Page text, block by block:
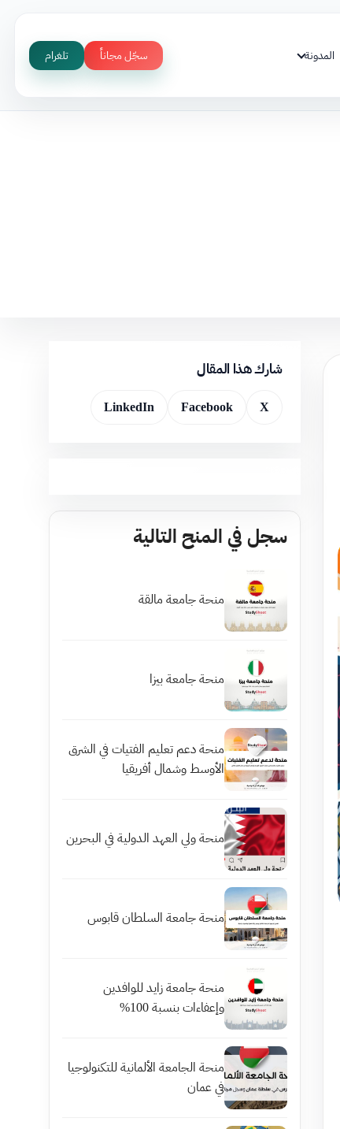
المدونة سجّل مجاناً تلغرام
شارك هذا المقال
X
Facebook
LinkedIn
سجل في المنح التالية
منحة جامعة مالقة
منحة جامعة بيزا
منحة دعم تعليم الفتيات في الشرق
الأوسط وشمال أفريقيا
منحة ولي العهد الدولية في البحرين
منحة جامعة السلطان قابوس
منحة جامعة زايد للوافدين
وإعفاءات بنسبة 100%
منحة الجامعة الألمانية للتكنولوجيا
في عمان